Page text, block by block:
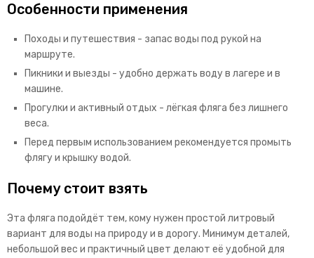
Особенности применения
Походы и путешествия - запас воды под рукой на
маршруте.
Пикники и выезды - удобно держать воду в лагере и в
машине.
Прогулки и активный отдых - лёгкая фляга без лишнего
веса.
Перед первым использованием рекомендуется промыть
флягу и крышку водой.
Почему стоит взять
Эта фляга подойдёт тем, кому нужен простой литровый
вариант для воды на природу и в дорогу. Минимум деталей,
небольшой вес и практичный цвет делают её удобной для